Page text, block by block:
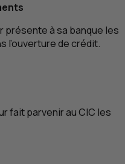
à sa banque les
l’ouverture de crédit.
fait parvenir auCIC les